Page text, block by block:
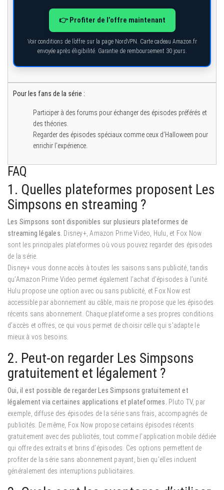
👉 Profiter de l’offre maintenant
Voir conditions de l’offre sur la page NordVPN. Carte cadeau Amazon.fr
envoyée après éligibilité. Garantie de remboursement 30 jours.
Pour les fans de la série :
Participer à des forums pour échanger des épisodes préférés et
des théories.
Regarder des épisodes spéciaux comme ceux d’Halloween pour
enrichir l’expérience.
FAQ
1. Quelles plateformes proposent Les
Simpsons en streaming ?
Les Simpsons sont disponibles sur plusieurs plateformes de
streaming légales. Disney+, Amazon Prime Video, Hulu, et Fox Now
sont les principales plateformes où vous pouvez regarder des épisodes
de la série.
Disney+ vous donne accès à toutes les saisons sans publicité, tandis
qu’Amazon Prime Video permet également l’achat d’épisodes à l’unité.
Hulu propose une option avec ou sans publicité, et Fox Now est
accessible par abonnement au câble, mais ne propose que les épisodes
récents sans abonnement. Chaque plateforme a ses propres conditions
d’accès et offres, ce qui vous permet de choisir celle qui s’adapte le
mieux à vos besoins.
2. Peut-on regarder Les Simpsons
gratuitement et légalement ?
Oui, il est possible de regarder Les Simpsons gratuitement et
légalement via certaines applications et plateformes.
Pluto TV, par
exemple, diffuse des épisodes de la série sans frais, accompagnés de
publicités. De même, Fox Now propose certains épisodes récents
gratuitement avec des publicités, tout comme l’application mobile dédiée
qui offre des extraits et brins d’épisodes. Ces options permettent de
profiter de la série sans abonnement payant, bien qu’elles incluent
généralement des interruptions publicitaires.